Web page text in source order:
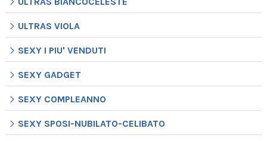
ULTRAS VIOLA
SEXY I PIU' VENDUTI
SEXY GADGET
SEXY COMPLEANNO
SEXY SPOSI-NUBILATO-CELIBATO